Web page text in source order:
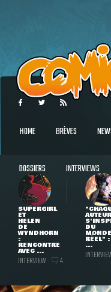
HOME BRÈVES
DOSSIERS INTERVIEWS
SUPERGIRL
ET
HELEN
DE
WYNDHORN
:
RENCONTRE
AVEC ...
INTERVIEW 4
AUTEUR
DU
MONDE
RÉEL" :
...